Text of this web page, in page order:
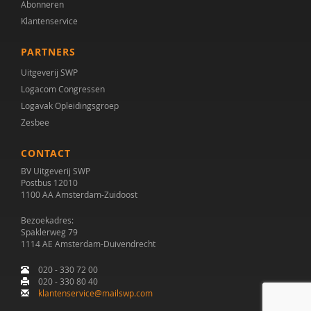
Theo Bakker
Anneloes Bal
Stella Balci
Simon Baron-Cohen
Arnold A.J. Bartels
Jojanneke Bastiaansen
Laura Batstra
Esther Bazuin
Abonneren
Klantenservice
PARTNERS
Uitgeverij SWP
Logacom Congressen
Logavak Opleidingsgroep
Zesbee
CONTACT
BV Uitgeverij SWP
Postbus 12010
1100 AA Amsterdam-Zuidoost
Bezoekadres:
Spaklerweg 79
1114 AE Amsterdam-Duivendrecht
020 - 330 72 00
020 - 330 80 40
klantenservice@mailswp.com